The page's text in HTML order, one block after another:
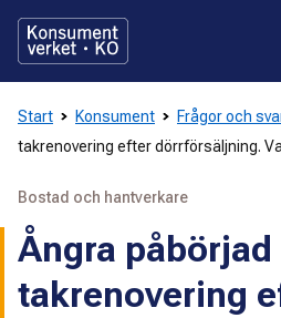
direkt
innehållet
Start Konsument Frågor och
takrenovering efter dörrförsäljning.
Bostad och hantverkare
Ångra påbörjad
takrenovering